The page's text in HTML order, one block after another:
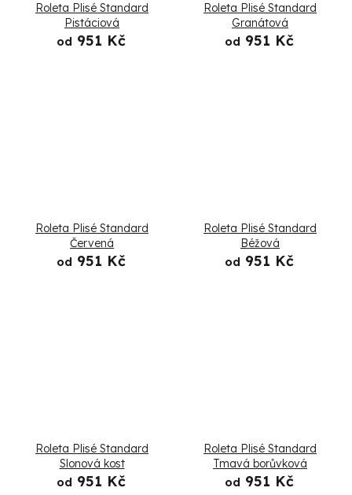
Roleta Plisé Standard
Pistáciová
od 951 Kč
Roleta Plisé Standard
Granátová
od 951 Kč
Roleta Plisé Standard
Červená
od 951 Kč
Roleta Plisé Standard
Béžová
od 951 Kč
Roleta Plisé Standard
Slonová kost
od 951 Kč
Roleta Plisé Standard
Tmavá borůvková
od 951 Kč